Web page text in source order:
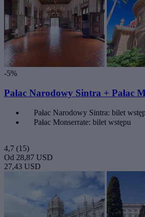
-5%
Pałac Narodowy Sintra + Pałac
Pałac Narodowy Sintra: bilet
Pałac Monserrate: bilet wstępu
4,7 (15)
Od 28,87 USD
27,43 USD